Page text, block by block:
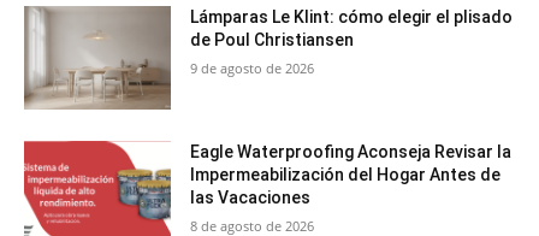
Lámparas Le Klint: cómo elegir el plisado
de Poul Christiansen
9 de agosto de 2026
Eagle Waterproofing Aconseja Revisar la
Impermeabilización del Hogar Antes de
las Vacaciones
8 de agosto de 2026